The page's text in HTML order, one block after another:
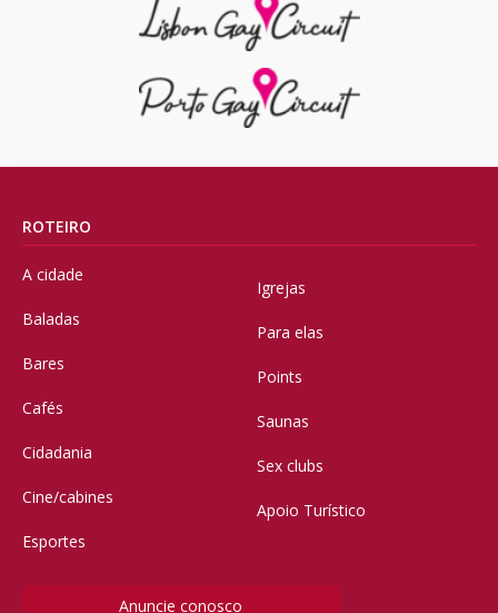
ROTEIRO
A cidade
Baladas
Bares
Cafés
Cidadania
Cine/cabines
Esportes
Igrejas
Para elas
Points
Saunas
Sex clubs
Apoio Turístico
Anuncie conosco